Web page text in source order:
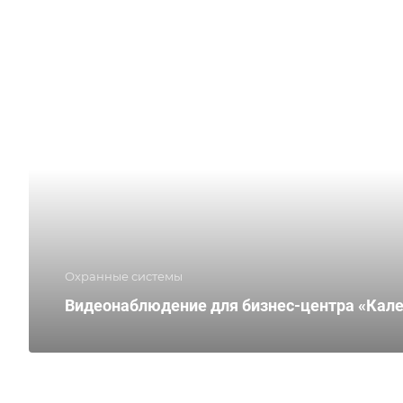
Охранные системы
Видеонаблюдение для бизнес-центра